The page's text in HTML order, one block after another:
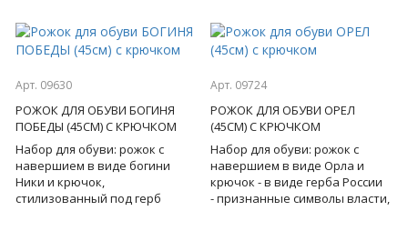
Арт. 09630
РОЖОК ДЛЯ ОБУВИ БОГИНЯ
ПОБЕДЫ (45СМ) С КРЮЧКОМ
Набор для обуви: рожок с
навершием в виде богини
Ники и крючок,
стилизованный под герб
Арт. 09724
РОЖОК ДЛЯ ОБУВИ ОРЕЛ
(45СМ) С КРЮЧКОМ
Набор для обуви: рожок с
навершием в виде Орла и
крючок - в виде герба России
- признанные символы власти,